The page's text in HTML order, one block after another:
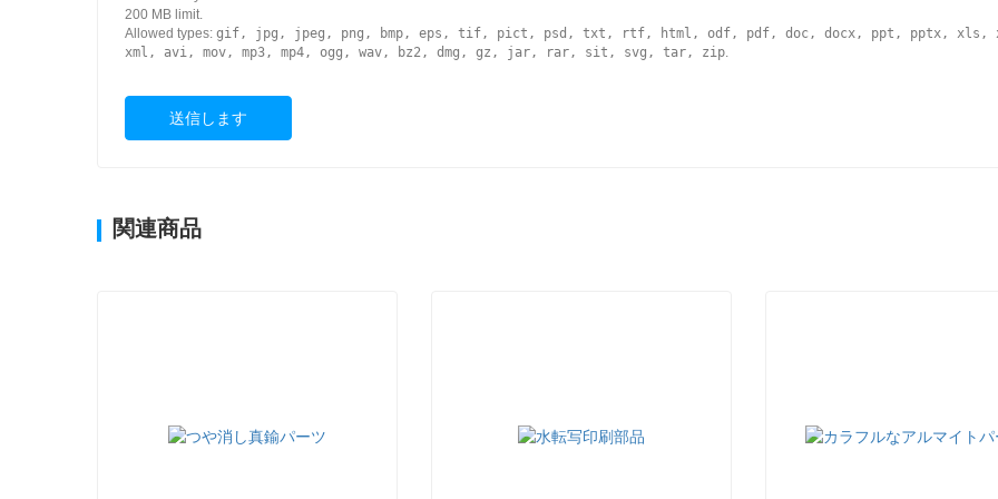
200 MB limit.
Allowed types: gif, jpg, jpeg, png, bmp, eps, tif, pict, psd, txt, rtf, html, odf, pdf, doc, docx, ppt, pptx, xls,
xml, avi, mov, mp3, mp4, ogg, wav, bz2, dmg, gz, jar, rar, sit, svg, tar, zip.
送信します
関連商品